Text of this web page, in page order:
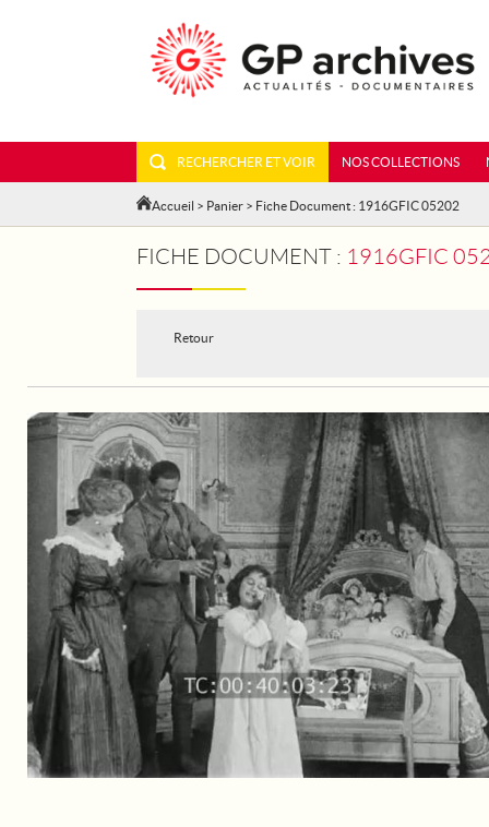
RECHERCHER ET VOIR NOS COLLECTIONS
Accueil > Panier > Fiche Document : 1916GFIC 05202
FICHE DOCUMENT : 1916GFIC
Retour